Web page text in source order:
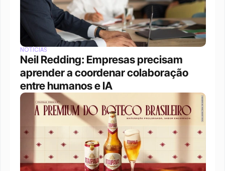
NOTÍCIAS
Neil Redding: Empresas precisam
aprender a coordenar colaboração
entre humanos e IA